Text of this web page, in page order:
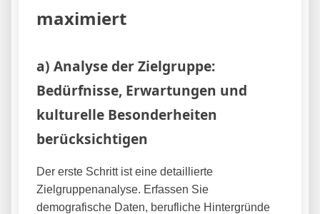
maximiert
a) Analyse der Zielgruppe:
Bedürfnisse, Erwartungen und
kulturelle Besonderheiten
berücksichtigen
Der erste Schritt ist eine detaillierte
Zielgruppenanalyse. Erfassen Sie
demografische Daten, berufliche Hintergründe